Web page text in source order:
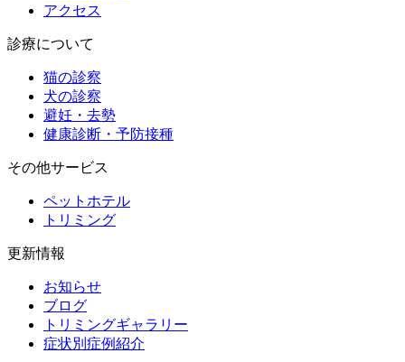
アクセス
診療について
猫の診察
犬の診察
避妊・去勢
健康診断・予防接種
その他サービス
ペットホテル
トリミング
更新情報
お知らせ
ブログ
トリミングギャラリー
症状別症例紹介